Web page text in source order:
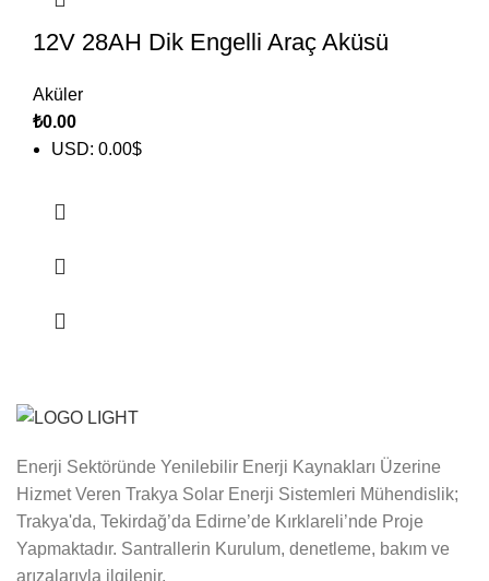
12V 28AH Dik Engelli Araç Aküsü
Aküler
₺0.00
USD: 0.00$
Enerji Sektöründe Yenilebilir Enerji Kaynakları Üzerine
Hizmet Veren Trakya Solar Enerji Sistemleri Mühendislik;
Trakya'da, Tekirdağ’da Edirne’de Kırklareli’nde Proje
Yapmaktadır. Santrallerin Kurulum, denetleme, bakım ve
arızalarıyla ilgilenir.